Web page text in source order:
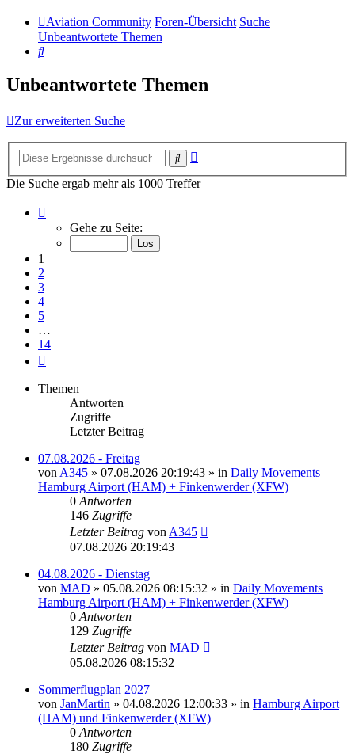
Aviation Community Foren-Übersicht Suche
Unbeantwortete Themen
Suche
Unbeantwortete Themen
Zur erweiterten Suche
Suche
Die Suche ergab mehr als 1000 Treffer
von
Gehe zu Seite:
1
2
3
4
5
…
14
Themen
Antworten
Zugriffe
Letzter Beitrag
07.08.2026 - Freitag
von A345 » 07.08.2026 20:19:43 » in Daily Movements
Hamburg Airport (HAM) + Finkenwerder (XFW)
0 Antworten
146 Zugriffe
Letzter Beitrag von A345
07.08.2026 20:19:43
04.08.2026 - Dienstag
von MAD » 05.08.2026 08:15:32 » in Daily Movements
Hamburg Airport (HAM) + Finkenwerder (XFW)
0 Antworten
129 Zugriffe
Letzter Beitrag von MAD
05.08.2026 08:15:32
Sommerflugplan 2027
von JanMartin » 04.08.2026 12:00:33 » in Hamburg Airport
(HAM) und Finkenwerder (XFW)
0 Antworten
180 Zugriffe